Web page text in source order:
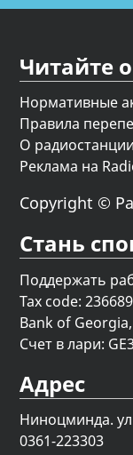
Читайте
Нормативные
Правила
О радиостанции
Реклама на
Copyright ©
Стань
Поддержать
Tax code:
Bank of
Счет в лари:
Адрес
Ниноцминда.
0361-223303